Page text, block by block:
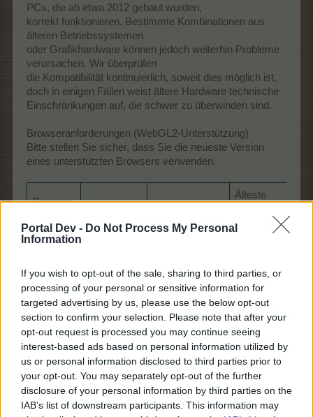
Portal Dev - Do Not Process My Personal
Information
If you wish to opt-out of the sale, sharing to third parties, or
processing of your personal or sensitive information for
targeted advertising by us, please use the below opt-out
section to confirm your selection. Please note that after your
opt-out request is processed you may continue seeing
interest-based ads based on personal information utilized by
us or personal information disclosed to third parties prior to
your opt-out. You may separately opt-out of the further
disclosure of your personal information by third parties on the
IAB’s list of downstream participants. This information may
PCs, die ab etwa 2012 gebaut wurden,
korrekt funktionieren. Bestimmte Kombinationen aus
älteren Betriebssystemen
oder Grafikhardware können jedoch weiterhin Probleme
verursachen. Wir überprüfen
die Kompatibilität kontinuierlich, soweit dies möglich ist,
doch in einigen Fällen weist ältere Hardware technische
Einschränkungen auf, die schwer zu überwinden sind.
Browseranforderungen (WebGL2-Unterstützung)
Bitte stellen Sie sicher, dass Sie die neueste Version
eines unterstützten Browsers verwenden.
Browser
Älteste
Betriebssystem
56+
support
Mozilla
Firefox
51+ Windows 7
Microsoft
Edge
(Chromium)
79+
Empfohlen Windows 7
Microsoft
Edge
(Legacy)
16+
Eingeschränkte
Unterstützung
WebGL2-